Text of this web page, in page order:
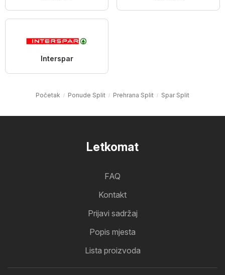
Interspar
Početak Ponude Split Prehrana Split Spar Split
Letkomat
FAQ
Kontakt
Prijavi sadržaj
Popis mjesta
Lista proizvoda